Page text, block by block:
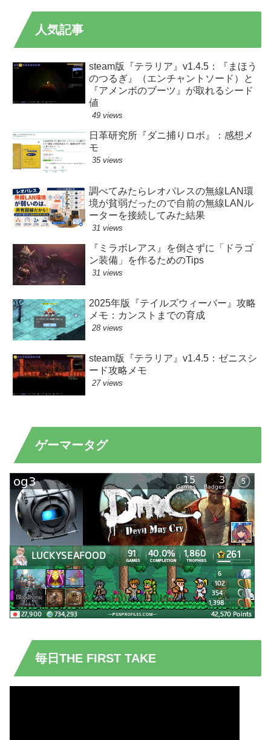
人気記事
steam版『テラリア』v1.4.5：『まほう
のつるぎ』（エンチャントソード）と
『アメンボのブーツ』が取れるシード
値
49 views
日革研究所『ダニ捕りロボ』：感想メ
モ
35 views
調べてみたらレオパレスの無線LAN環
境が貧弱だったので自前の無線LANル
ーターを接続してみた結果
31 views
『ミラボレアス』を倒さずに「ドラゴ
ン装備」を作るためのTips
31 views
2025年版『テイルズウィーバー』攻略
メモ：カンストまでの育成
28 views
steam版『テラリア』v1.4.5：ゼニスシ
ード攻略メモ
27 views
ゲーマータグ
毎日THE FIRST TAKE